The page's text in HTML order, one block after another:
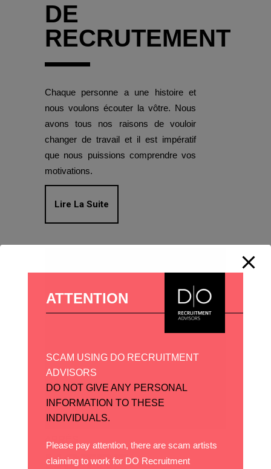
DE
RECRUTEMENT
Chaque personne a une histoire et
nous voulons écouter la vôtre. Nous
avons tous nos raisons de vouloir
changer de travail et il est impératif
que nous puissions comprendre vos
motivations.
Lire La Suite
APRÈS
NOTRE
ATTENTION
SCAM USING DO RECRUITMENT
ADVISORS
DO NOT GIVE ANY PERSONAL
INFORMATION TO THESE
INDIVIDUALS.
Please pay attention, there are scam artists
claiming to work for DO Recruitment